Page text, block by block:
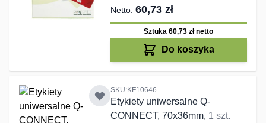
60,73 zł
Sztuka 60,73 złnetto
Do koszyka
SKU:KF10646
Etykiety uniwersalne Q-
CONNECT, 70x36mm, 1 szt.